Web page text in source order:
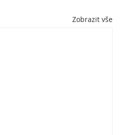
Zobrazit vše